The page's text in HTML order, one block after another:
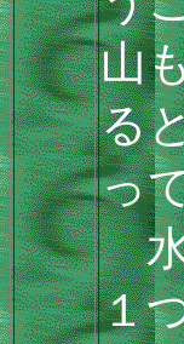
山
る
っ
水
１